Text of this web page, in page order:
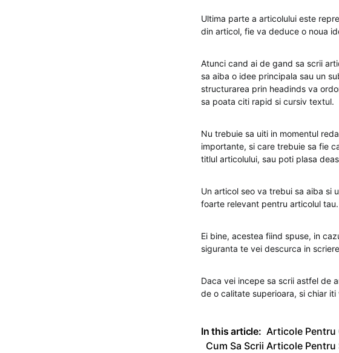
Ultima parte a articolului este
din articol, fie va deduce o noua
Atunci cand ai de gand sa scrii
sa aiba o idee principala sau un
structurarea prin headinds va
sa poata citi rapid si cursiv textul.
Nu trebuie sa uiti in momentul
importante, si care trebuie sa fie
titlul articolului, sau poti plasa
Un articol seo va trebui sa aiba si
foarte relevant pentru articolul tau.
Ei bine, acestea fiind spuse, in
siguranta te vei descurca in
Daca vei incepe sa scrii astfel de
de o calitate superioara, si chiar
In this article: Articole Pentru
Cum Sa Scrii Articole Pentru